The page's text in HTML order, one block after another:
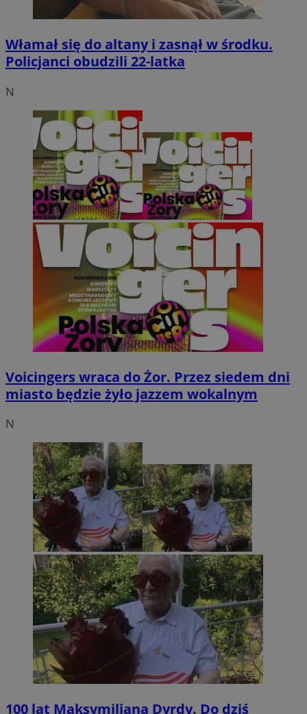
Włamał się do altany i zasnął w środku.
Policjanci obudzili 22-latka
N
Voicingers wraca do Żor. Przez siedem dni
miasto będzie żyło jazzem wokalnym
N
100 lat Maksymiliana Dyrdy. Do dziś